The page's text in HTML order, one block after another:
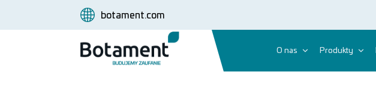
botament.com
O nas Produkty